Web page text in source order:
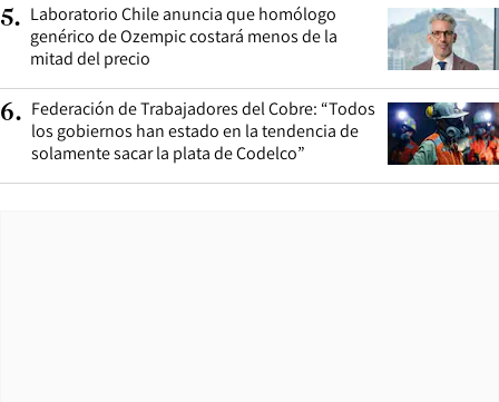
5. Laboratorio Chile anuncia que homólogo
genérico de Ozempic costará menos de la
mitad del precio
6. Federación de Trabajadores del Cobre: “Todos
los gobiernos han estado en la tendencia de
solamente sacar la plata de Codelco”